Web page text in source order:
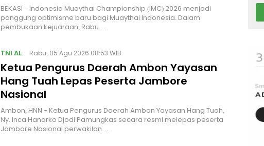
BEKASI – Indonesia Muaythai Championship (IMC) 2026 menjadi
panggung optimisme baru bagi Muaythai Indonesia. Dalam
pembukaan kejuaraan, Rabu…
TNI AL Rabu, 05 Agu 2026 08:53 WIB
Ketua Pengurus Daerah Ambon Yayasan
Hang Tuah Lepas Peserta Jambore
Nasional
Ambon, HNN - Ketua Pengurus Daerah Ambon Yayasan Hang Tuah,
Ny. Inca Hanarko Djodi Pamungkas secara resmi melepas peserta
Jambore Nasional perwakilan…